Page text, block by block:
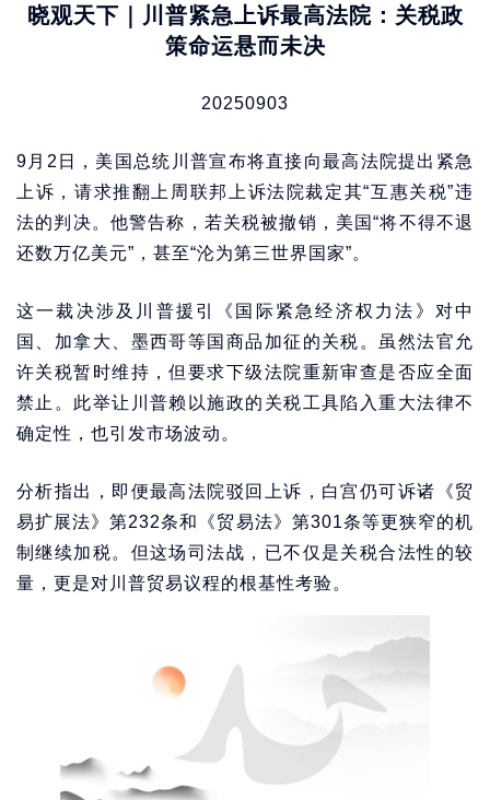
晓观天下｜川普紧急上诉最高法院：关税政
策命运悬而未决
20250903
9月2日，美国总统川普宣布将直接向最高法院提出紧急
上诉，请求推翻上周联邦上诉法院裁定其“互惠关税”违
法的判决。他警告称，若关税被撤销，美国“将不得不退
还数万亿美元”，甚至“沦为第三世界国家”。
这一裁决涉及川普援引《国际紧急经济权力法》对中
国、加拿大、墨西哥等国商品加征的关税。虽然法官允
许关税暂时维持，但要求下级法院重新审查是否应全面
禁止。此举让川普赖以施政的关税工具陷入重大法律不
确定性，也引发市场波动。
分析指出，即便最高法院驳回上诉，白宫仍可诉诸《贸
易扩展法》第232条和《贸易法》第301条等更狭窄的机
制继续加税。但这场司法战，已不仅是关税合法性的较
量，更是对川普贸易议程的根基性考验。